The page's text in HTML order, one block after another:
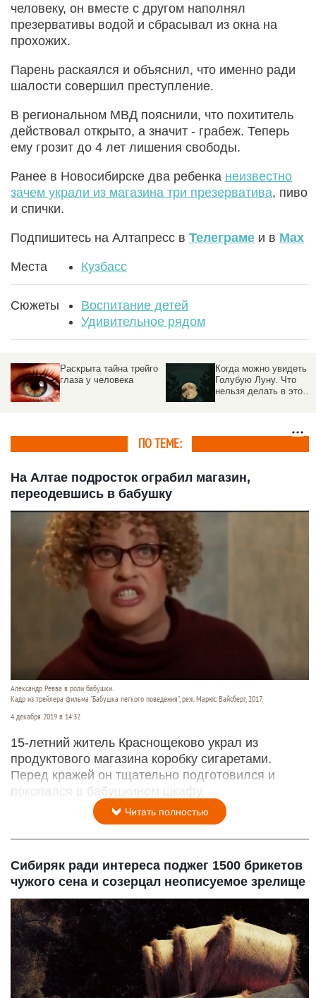
человеку, он вместе с другом наполнял
презервативы водой и сбрасывал из окна на
прохожих.
Парень раскаялся и объяснил, что именно ради
шалости совершил преступление.
В региональном МВД пояснили, что похититель
действовал открыто, а значит - грабеж. Теперь
ему грозит до 4 лет лишения свободы.
Ранее в Новосибирске два ребенка неизвестно
зачем украли из магазина три презерватива, пиво
и спички.
Подпишитесь на Алтапресс в Телеграме и в Max
Места Кузбасс
Сюжеты
Воспитание детей
Удивительное рядом
Раскрыта тайна трейго
глаза у человека
Когда можно увидеть
Голубую Луну. Что
нельзя делать в это
ПО ТЕМЕ:
На Алтае подросток ограбил магазин,
переодевшись в бабушку
Александр Ревва в роли бабушки.
Кадр из трейлера фильма "Бабушка легкого поведения", реж. Марюс Вайсберг, 2017.
4 декабря 2019 в 14:32
15-летний житель Краснощеково украл из
продуктового магазина коробку сигаретами.
Перед кражей он тщательно подготовился и
покопался в бабушкином шкафу.
Читать полностью
Сибиряк ради интереса поджег 1500 брикетов
чужого сена и созерцал неописуемое зрелище